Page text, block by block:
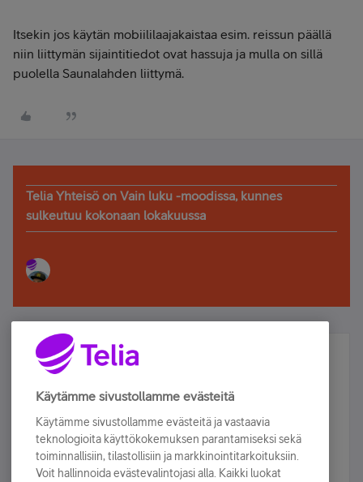
Itsekin jos käytän mobiililaajakaistaa esim. reissun päällä
niin liittymän sijaintitiedot ovat hassuja ja mulla on sillä
puolella Saunalahden liittymä.
Telia Yhteisö on Vain luku -moodissa, kunnes
sulkeutuu kokonaan lokakuussa
Älä jää paitsi – osallistu ja voita!
Tilaa Telian uutiskirje ja olet mukana arvonnassa.
sähköpostiisi.
Tilaa nyt
Käytämme sivustollamme evästeitä
Käytämme sivustollamme evästeitä ja vastaavia
teknologioita käyttökokemuksen parantamiseksi sekä
toiminnallisiin, tilastollisiin ja markkinointitarkoituksiin.
Voit hallinnoida evästevalintojasi alla. Kaikki luokat